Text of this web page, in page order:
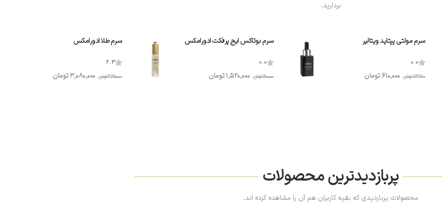
بردارید.
سرم مولتی پپتاید ویتالیر
0.0
762,600تومان 610,000تومان
سرم بوتاکس ایج پرفکت ادورامکس
0.0
1,900,000تومان 1,520,000تومان
سرم طلا ادورامکس
2.3
3,850,000تومان 3,080,000تومان
پربازدیدترین محصولات
محصولات پربازدیدی که بقیه کاربران هم آن را مشاهده کرده اند.